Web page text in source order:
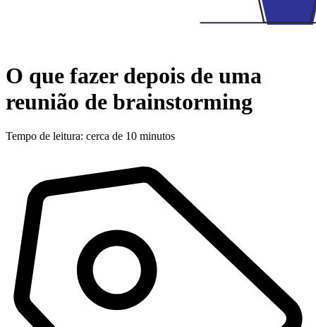
O que fazer depois de uma
reunião de brainstorming
Tempo de leitura: cerca de 10 minutos